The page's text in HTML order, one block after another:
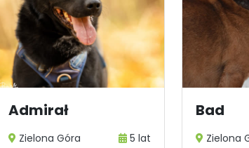
Admirał
Zielona Góra 5 lat
Bad
Zielona